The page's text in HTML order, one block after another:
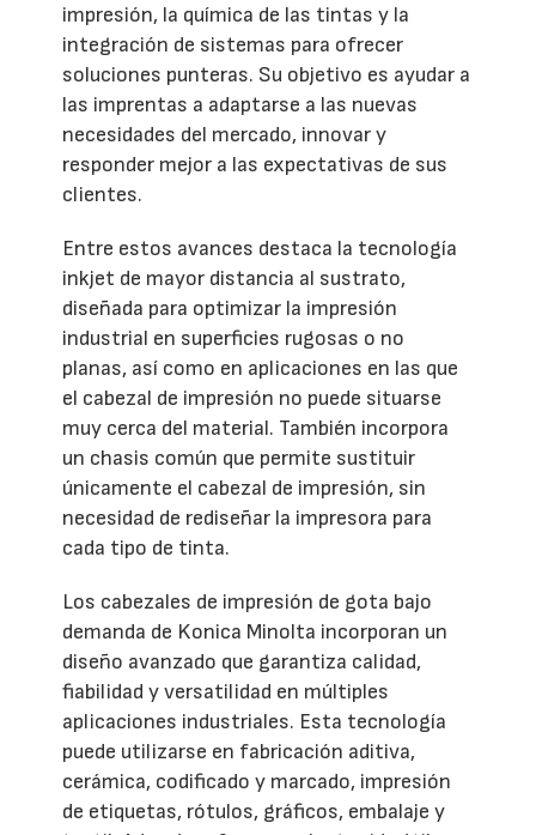
impresión, la química de las tintas y la
integración de sistemas para ofrecer
soluciones punteras. Su objetivo es ayudar a
las imprentas a adaptarse a las nuevas
necesidades del mercado, innovar y
responder mejor a las expectativas de sus
clientes.
Entre estos avances destaca la tecnología
inkjet de mayor distancia al sustrato,
diseñada para optimizar la impresión
industrial en superficies rugosas o no
planas, así como en aplicaciones en las que
el cabezal de impresión no puede situarse
muy cerca del material. También incorpora
un chasis común que permite sustituir
únicamente el cabezal de impresión, sin
necesidad de rediseñar la impresora para
cada tipo de tinta.
Los cabezales de impresión de gota bajo
demanda de Konica Minolta incorporan un
diseño avanzado que garantiza calidad,
fiabilidad y versatilidad en múltiples
aplicaciones industriales. Esta tecnología
puede utilizarse en fabricación aditiva,
cerámica, codificado y marcado, impresión
de etiquetas, rótulos, gráficos, embalaje y